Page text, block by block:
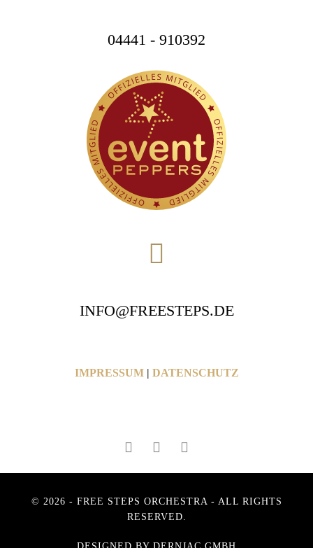
04441 - 910392
INFO@FREESTEPS.DE
IMPRESSUM| DATENSCHUTZ
© 2026 - FREE STEPS ORCHESTRA - ALL RIGHTS
RESERVED.